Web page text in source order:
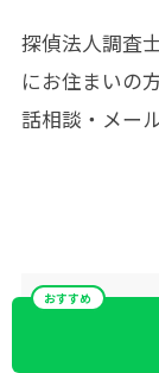
探偵法人調査
にお住まいの
話相談・メー
おすすめ